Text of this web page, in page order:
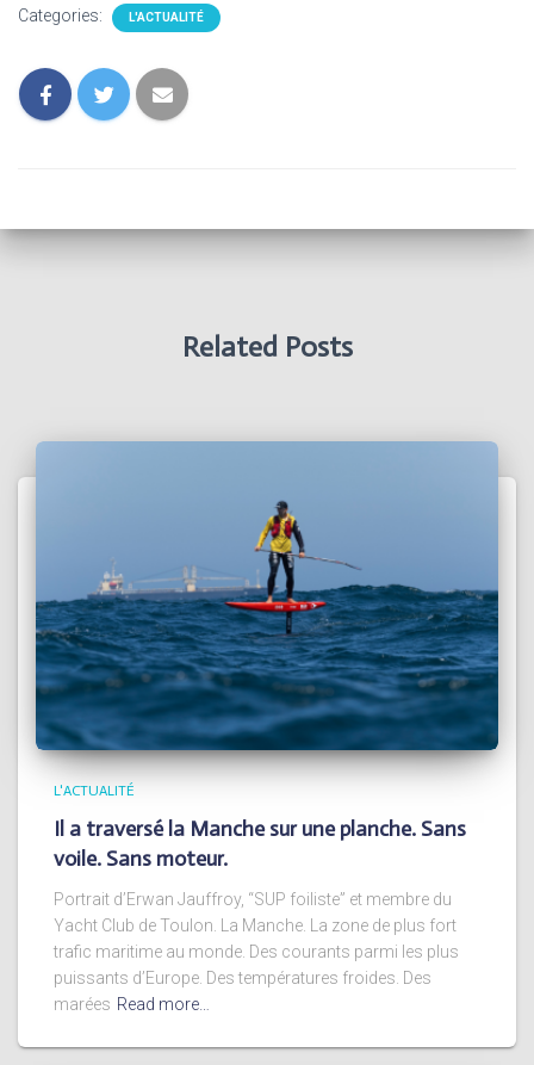
Categories: L'ACTUALITÉ
Related Posts
L'ACTUALITÉ
Il a traversé la Manche sur une planche. Sans
voile. Sans moteur.
Portrait d’Erwan Jauffroy, “SUP foiliste” et membre du
Yacht Club de Toulon. La Manche. La zone de plus fort
trafic maritime au monde. Des courants parmi les plus
puissants d’Europe. Des températures froides. Des
marées Read more…